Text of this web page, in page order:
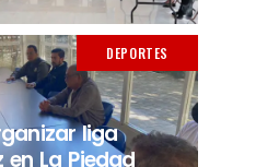
DEPORTES
liga
en La Piedad